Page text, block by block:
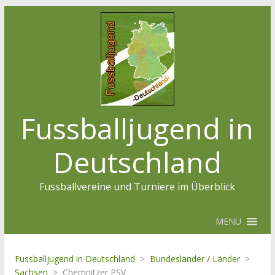
Fussballjugend in
Deutschland
Fussballvereine und Turniere im Überblick
MENU
Fussballjugend in Deutschland > Bundesländer / Länder >
Sachsen > Chemnitzer PSV